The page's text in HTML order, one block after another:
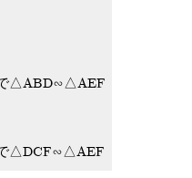
で△ABD∽△AEF
で△DCF∽△AEF